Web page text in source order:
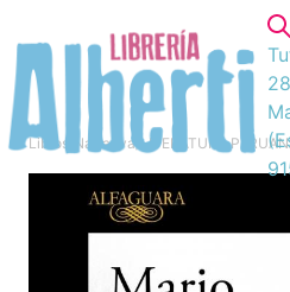
Libros Narrativa/ LITERATURA